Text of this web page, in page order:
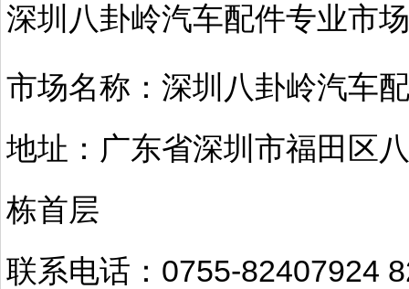
深圳八卦岭汽车配件专业市场
市场名称：深圳八卦岭汽车
地址：广东省深圳市福田区
栋首层
联系电话：0755-82407924